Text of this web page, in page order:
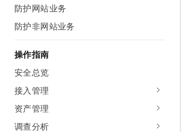
防护网站业务
防护非网站业务
操作指南
安全总览
接入管理
资产管理
调查分析
中间件
数据库
大数据计算
媒体服务
企业服务与云通信
域名与网站
上云与迁云
企业出海
政企业务